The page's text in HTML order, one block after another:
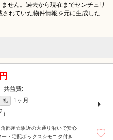
せん。過去から現在までセンチュリ
れていた物件情報を元に生成した
-
礼
1ヶ月
2 ）
部屋☆駅近の大通り沿いで安心
・宅配ボックス☆モニタ付きイ